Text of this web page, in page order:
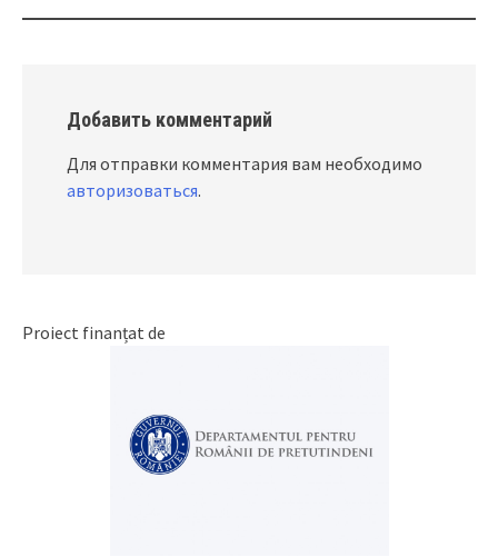
Добавить комментарий
Для отправки комментария вам необходимо
авторизоваться.
Proiect finanțat de